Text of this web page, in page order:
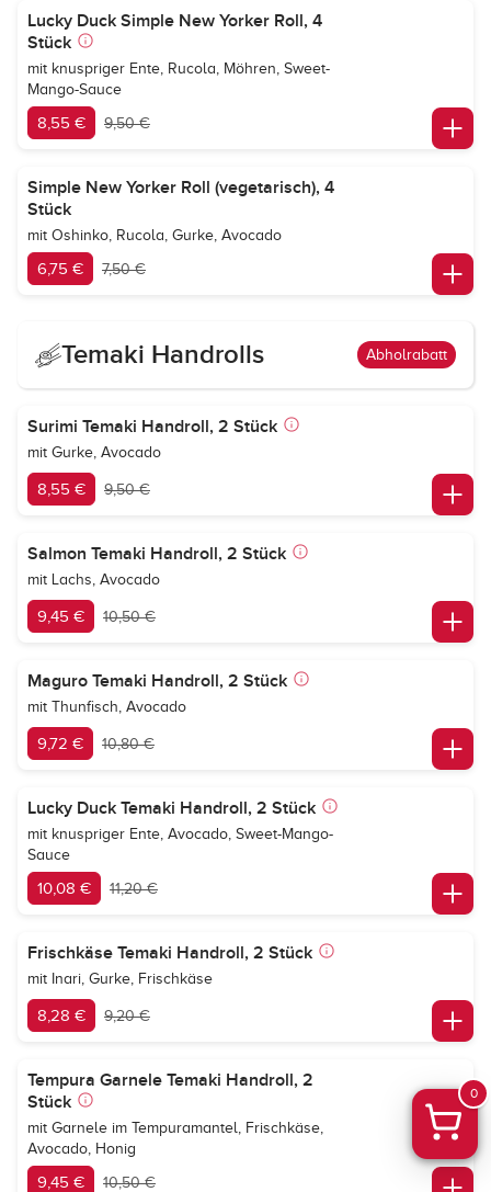
Lucky Duck Simple New Yorker Roll, 4
Stück
mit knuspriger Ente, Rucola, Möhren, Sweet-
Mango-Sauce
8,55 € 9,50 €
Simple New Yorker Roll (vegetarisch), 4
Stück
mit Oshinko, Rucola, Gurke, Avocado
6,75 € 7,50 €
Temaki Handrolls Abholrabatt
Surimi Temaki Handroll, 2 Stück
mit Gurke, Avocado
8,55 € 9,50 €
Salmon Temaki Handroll, 2 Stück
mit Lachs, Avocado
9,45 € 10,50 €
Maguro Temaki Handroll, 2 Stück
mit Thunfisch, Avocado
9,72 € 10,80 €
Lucky Duck Temaki Handroll, 2 Stück
mit knuspriger Ente, Avocado, Sweet-Mango-
Sauce
10,08 € 11,20 €
Frischkäse Temaki Handroll, 2 Stück
mit Inari, Gurke, Frischkäse
8,28 € 9,20 €
Tempura Garnele Temaki Handroll, 2
Stück
mit Garnele im Tempuramantel, Frischkäse,
Avocado, Honig
9,45 € 10,50 €
0